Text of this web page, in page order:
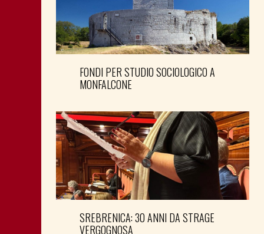
FONDI PER STUDIO SOCIOLOGICO A
MONFALCONE
SREBRENICA: 30 ANNI DA STRAGE
VERGOGNOSA